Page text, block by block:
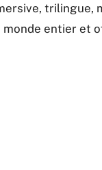
entier et